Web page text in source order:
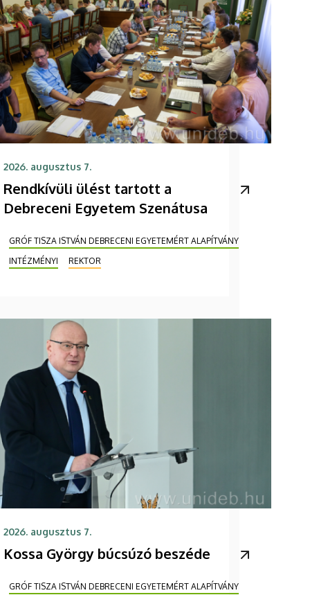
2026. augusztus 7.
Rendkívüli ülést tartott a
Debreceni Egyetem Szenátusa
GRÓF TISZA ISTVÁN DEBRECENI EGYETEMÉRT ALAPÍTVÁNY
INTÉZMÉNYI
REKTOR
2026. augusztus 7.
Kossa György búcsúzó beszéde
GRÓF TISZA ISTVÁN DEBRECENI EGYETEMÉRT ALAPÍTVÁNY